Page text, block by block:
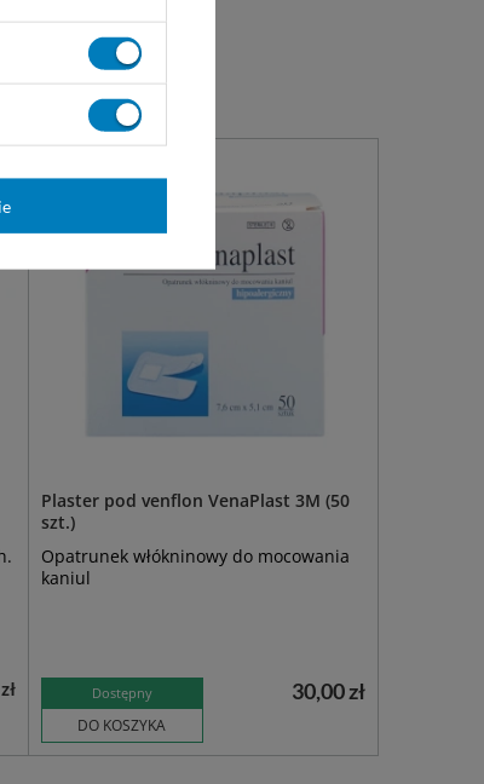
Plaster pod venflon VenaPlast 3M (50
szt.)
Opatrunek włókninowy do mocowania
kaniul
Dostępny
DO KOSZYKA
30,00 zł